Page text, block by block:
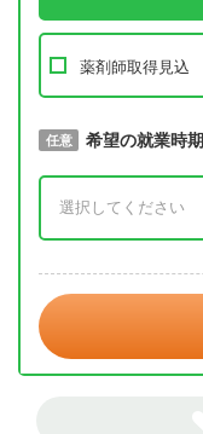
薬剤師取得見込
必須 取得予定年
任意 希望の就業時期